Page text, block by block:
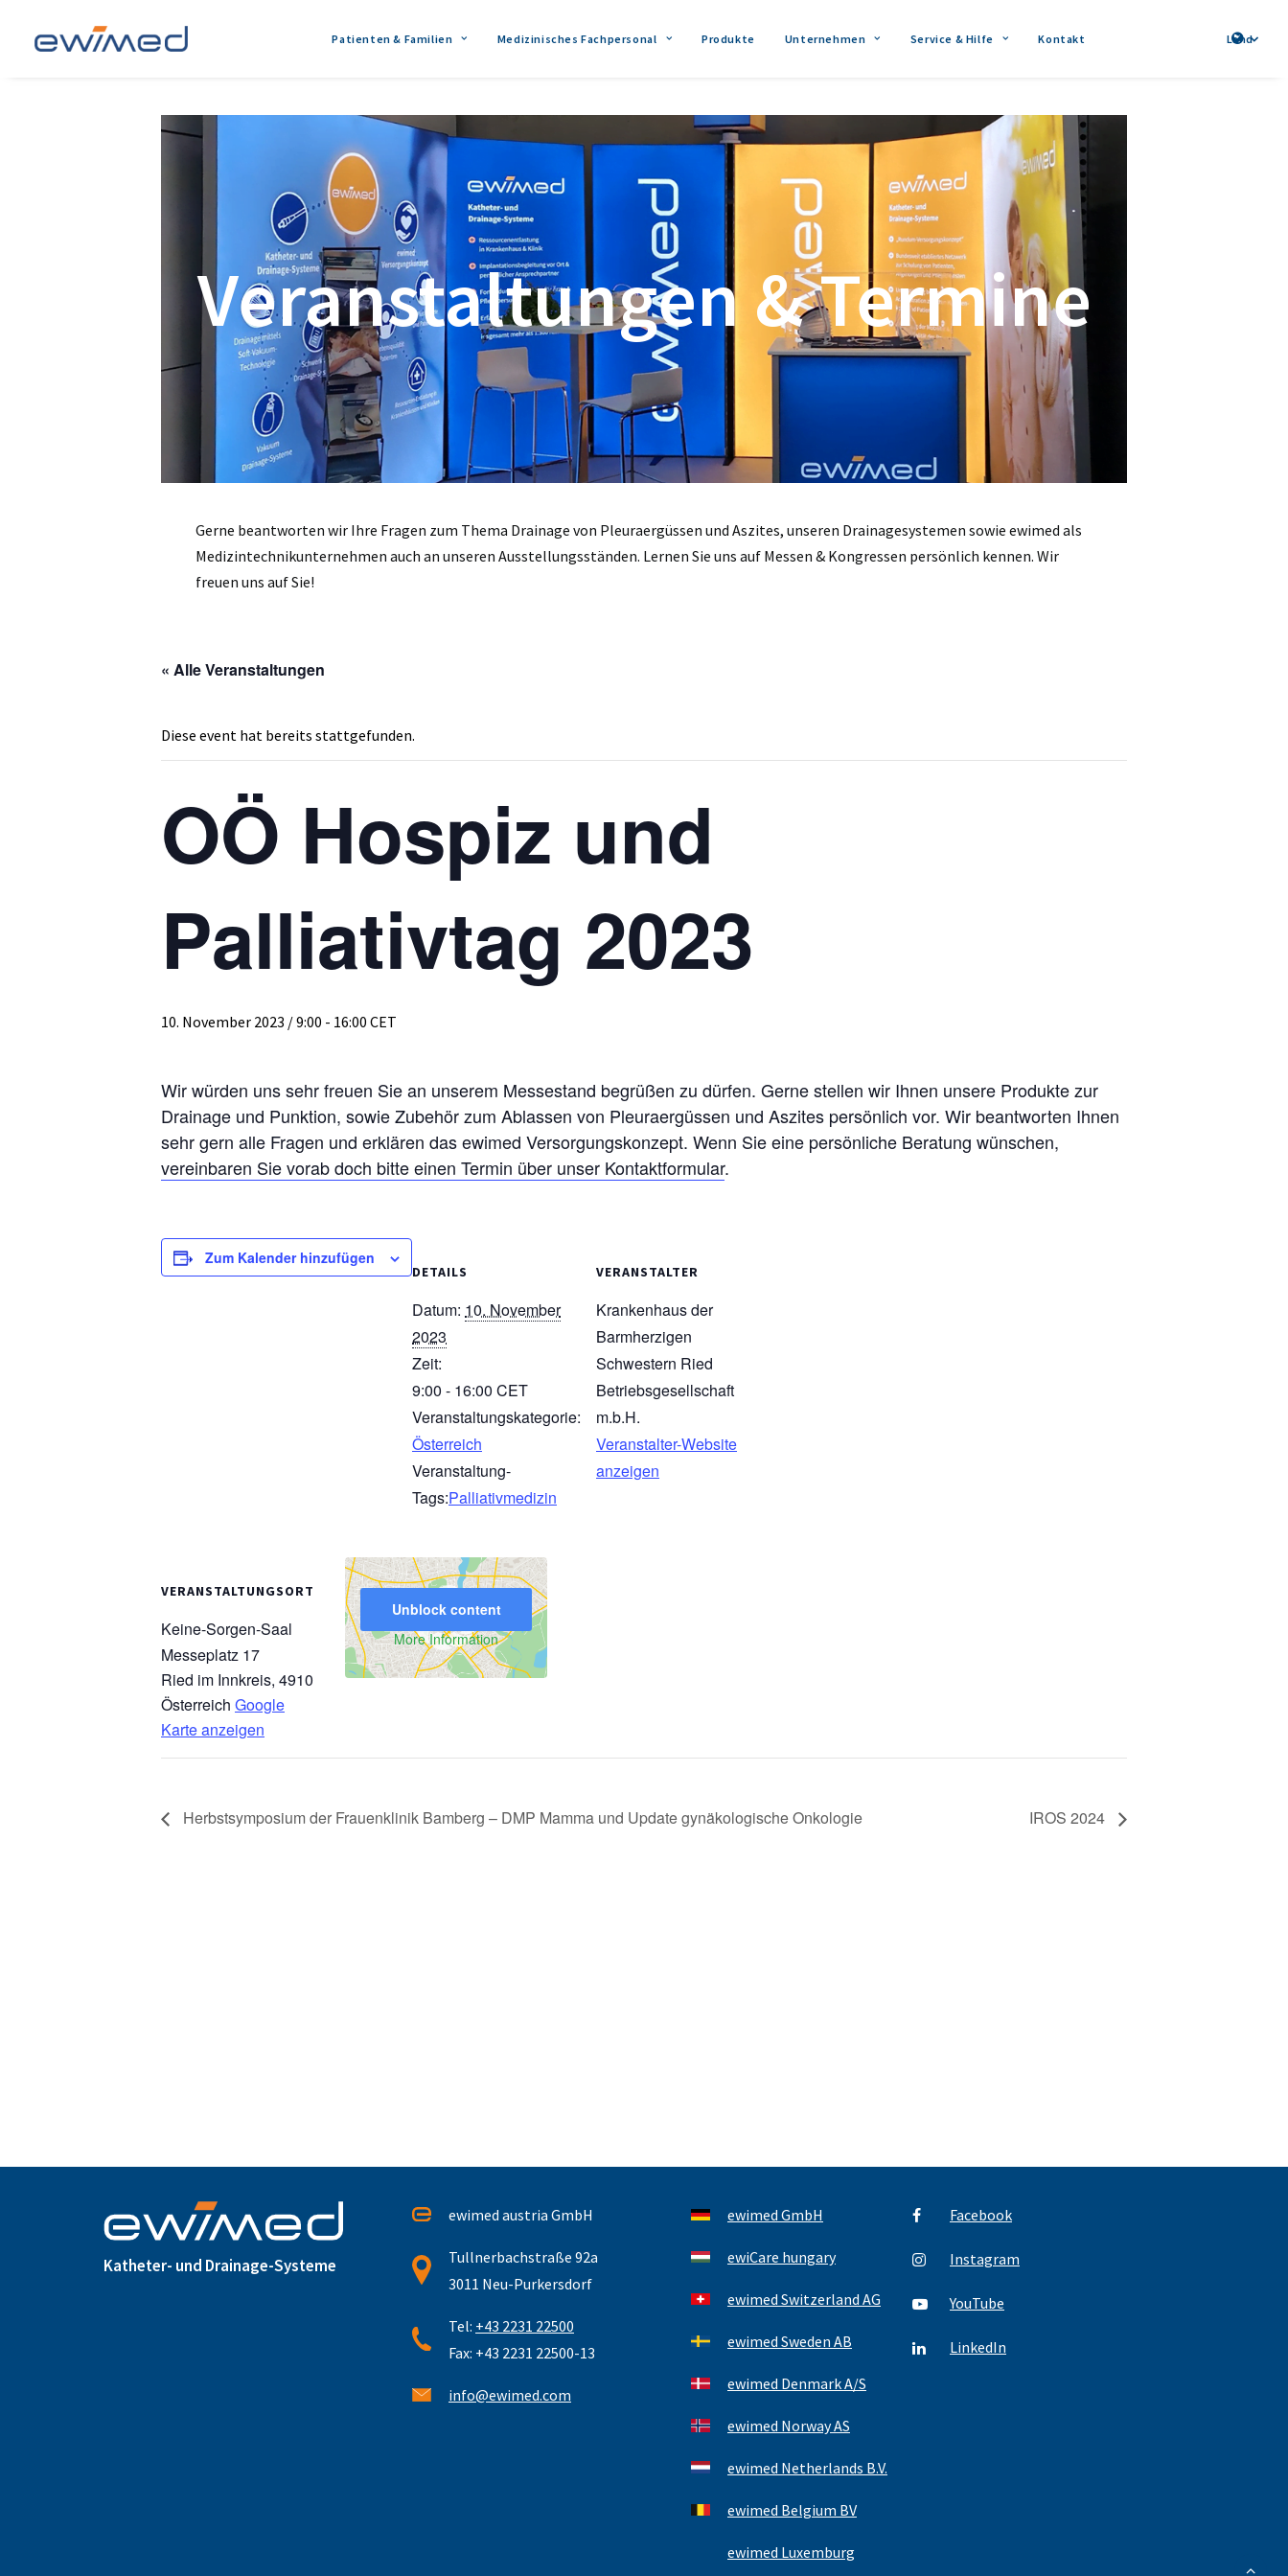
Patienten & Familien Medizinisches Fachpersonal Produkte Unternehmen Service & Hilfe Kontakt Land
Veranstaltungen & Termine
Gerne beantworten wir Ihre Fragen zum Thema Drainage von Pleuraergüssen und Aszites, unseren Drainagesystemen sowie ewimed als
Medizintechnikunternehmen auch an unseren Ausstellungsständen. Lernen Sie uns auf Messen & Kongressen persönlich kennen. Wir
freuen uns auf Sie!
« Alle Veranstaltungen
Diese event hat bereits stattgefunden.
OÖ Hospiz und
Palliativtag 2023
10. November 2023 / 9:00 - 16:00 CET
Wir würden uns sehr freuen Sie an unserem Messestand begrüßen zu dürfen. Gerne stellen wir Ihnen unsere Produkte zur
Drainage und Punktion, sowie Zubehör zum Ablassen von Pleuraergüssen und Aszites persönlich vor. Wir beantworten Ihnen
sehr gern alle Fragen und erklären das ewimed Versorgungskonzept. Wenn Sie eine persönliche Beratung wünschen,
vereinbaren Sie vorab doch bitte einen Termin über unser Kontaktformular.
Zum Kalender hinzufügen
DETAILS
Datum: 10. November
2023
Zeit:
9:00 - 16:00 CET
Veranstaltungskategorie:
Österreich
Veranstaltung-
Tags:Palliativmedizin
VERANSTALTER
Krankenhaus der
Barmherzigen
Schwestern Ried
Betriebsgesellschaft
m.b.H.
Veranstalter-Website
anzeigen
VERANSTALTUNGSORT
Keine-Sorgen-Saal
Messeplatz 17
Ried im Innkreis, 4910
Österreich Google
Karte anzeigen
Unblock content
More Information
Herbstsymposium der Frauenklinik Bamberg – DMP Mamma und Update gynäkologische Onkologie IROS 2024
Katheter- und Drainage-Systeme
ewimed austria GmbH
Tullnerbachstraße 92a
3011 Neu-Purkersdorf
Tel: +43 2231 22500
Fax: +43 2231 22500-13
info@ewimed.com
ewimed GmbH
ewiCare hungary
ewimed Switzerland AG
ewimed Sweden AB
ewimed Denmark A/S
ewimed Norway AS
ewimed Netherlands B.V.
ewimed Belgium BV
ewimed Luxemburg
Facebook
Instagram
YouTube
LinkedIn